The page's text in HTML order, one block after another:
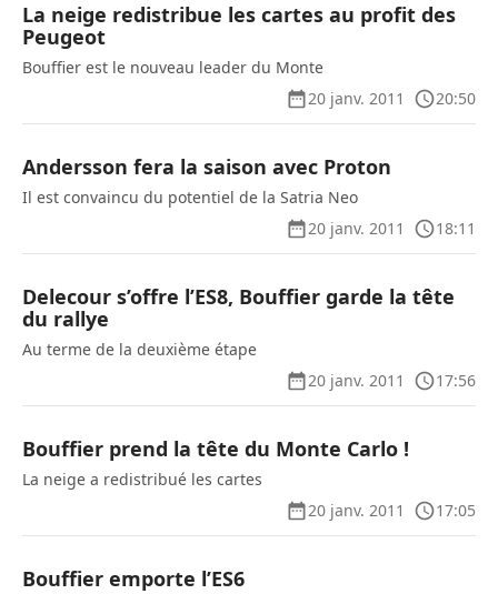
La neige redistribue les cartes au profit des
Peugeot
Bouffier est le nouveau leader du Monte
20 janv. 2011
20:50
Andersson fera la saison avec Proton
Il est convaincu du potentiel de la Satria Neo
20 janv. 2011
18:11
Delecour s’offre l’ES8, Bouffier garde la tête
du rallye
Au terme de la deuxième étape
20 janv. 2011
17:56
Bouffier prend la tête du Monte Carlo !
La neige a redistribué les cartes
20 janv. 2011
17:05
Bouffier emporte l’ES6